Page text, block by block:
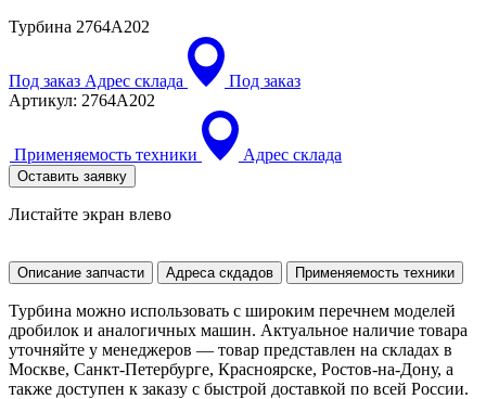
Турбина 2764A202
Под заказ Адрес склада
Под заказ
Артикул: 2764A202
Применяемость техники Адрес склада
Оставить заявку
Листайте экран влево
Описание запчасти Адреса скдадов Применяемость техники
Турбина можно использовать с широким перечнем моделей
дробилок и аналогичных машин. Актуальное наличие товара
уточняйте у менеджеров — товар представлен на складах в
Москве, Санкт-Петербурге, Красноярске, Ростов-на-Дону, а
также доступен к заказу с быстрой доставкой по всей России.